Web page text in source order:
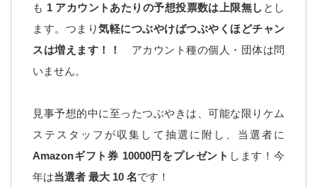
も 1 アカウントあたりの予想投票数は上限無し とし
ます。つまり気軽につぶやけばつぶやくほどチャン
スは増えます！！
アカウント種の個人・団体は問
いません。
見事予想的中に至ったつぶやきは、可能な限りケム
ステスタッフが収集して抽選に附し、当選者に
Amazonギフト券 10000円をプレゼント します！今
年は当選者 最大 10 名です！